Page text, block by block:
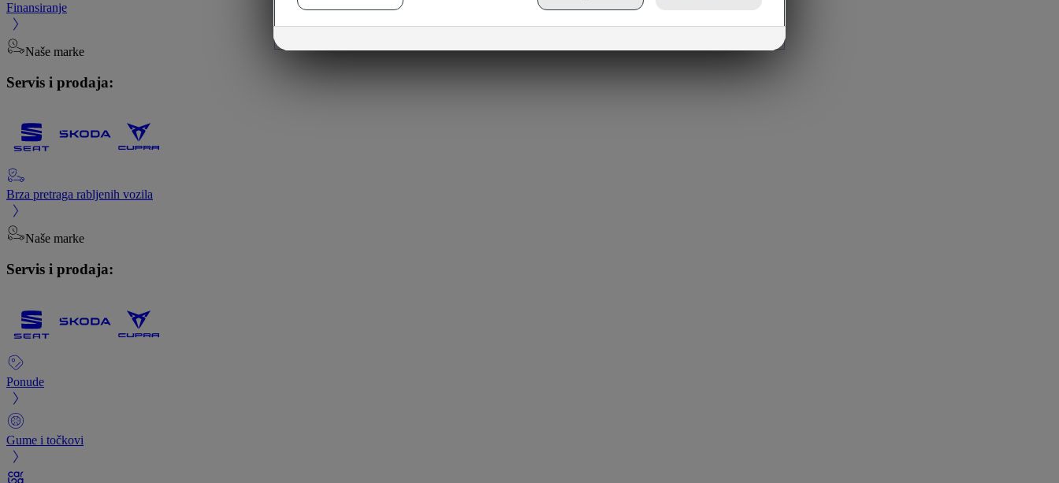
Finansiranje
Naše marke
Servis i prodaja:
Brza pretraga rabljenih vozila
Naše marke
Servis i prodaja:
Ponude
Gume i točkovi